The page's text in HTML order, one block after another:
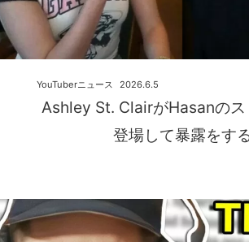
Ashley St. ClairがHasanのス
登場して暴露をす
2026.6.5
YouTuberニュース